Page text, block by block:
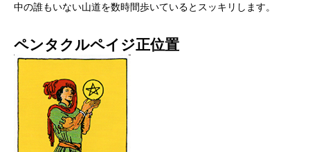
中の誰もいない山道を数時間歩いているとスッキリします。
ペンタクルペイジ正位置